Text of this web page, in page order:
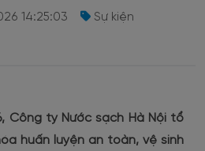
cấp nước
14:25:03
Sự kiện
Công ty Nước sạch Hà Nội tổ
huấn luyện an toàn, vệ sinh